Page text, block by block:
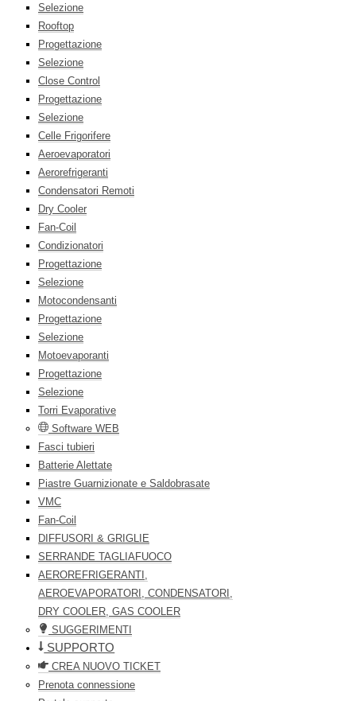
Selezione
Rooftop
Progettazione
Selezione
Close Control
Progettazione
Selezione
Celle Frigorifere
Aeroevaporatori
Aerorefrigeranti
Condensatori Remoti
Dry Cooler
Fan-Coil
Condizionatori
Progettazione
Selezione
Motocondensanti
Progettazione
Selezione
Motoevaporanti
Progettazione
Selezione
Torri Evaporative
Software WEB
Fasci tubieri
Batterie Alettate
Piastre Guarnizionate e Saldobrasate
VMC
Fan-Coil
DIFFUSORI & GRIGLIE
SERRANDE TAGLIAFUOCO
AEROREFRIGERANTI,
AEROEVAPORATORI, CONDENSATORI,
DRY COOLER, GAS COOLER
SUGGERIMENTI
SUPPORTO
CREA NUOVO TICKET
Prenota connessione